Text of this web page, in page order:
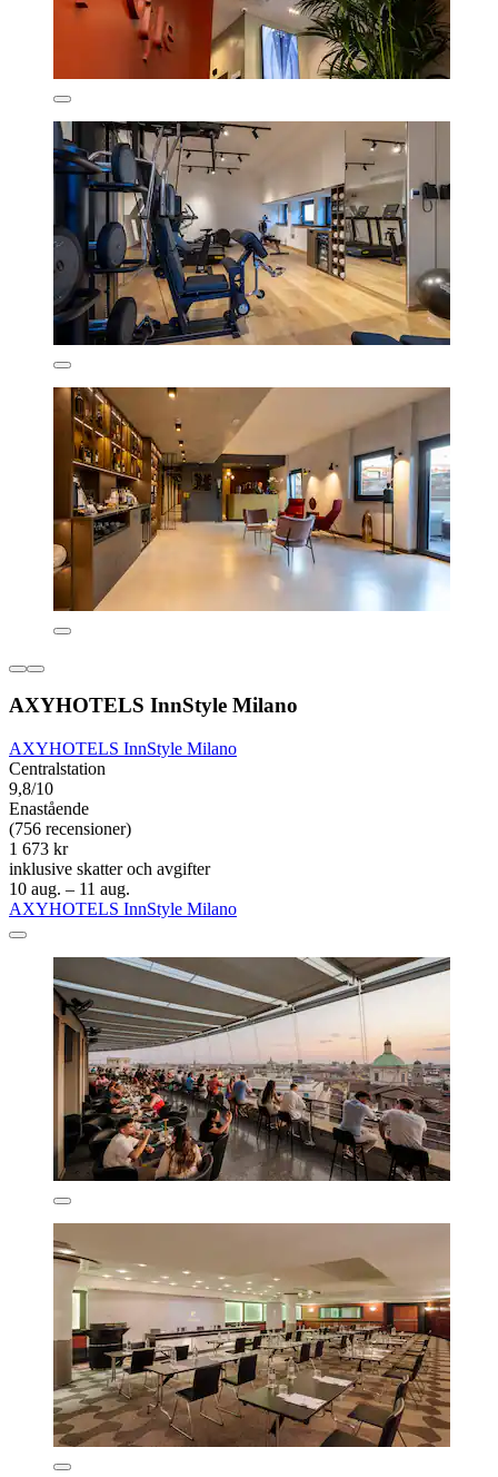
AXYHOTELS InnStyle Milano
AXYHOTELS InnStyle Milano
Centralstation
9,8/10
Enastående
(756 recensioner)
1 673 kr
inklusive skatter och avgifter
10 aug. – 11 aug.
AXYHOTELS InnStyle Milano